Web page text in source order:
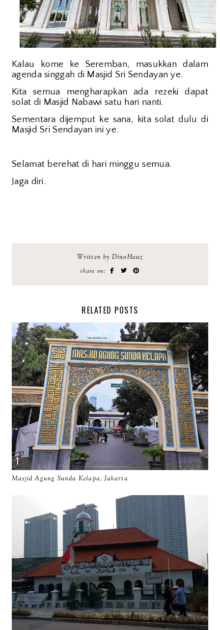
Kalau kome ke Seremban, masukkan dalam
agenda singgah di Masjid Sri Sendayan ye.
Kita semua mengharapkan ada rezeki dapat
solat di Masjid Nabawi satu hari nanti.
Sementara dijemput ke sana, kita solat dulu di
Masjid Sri Sendayan ini ye.
Selamat berehat di hari minggu semua.
Jaga diri.
Written by DinoHauz
share on:
RELATED POSTS
Masjid Agung Sunda Kelapa, Jakarta